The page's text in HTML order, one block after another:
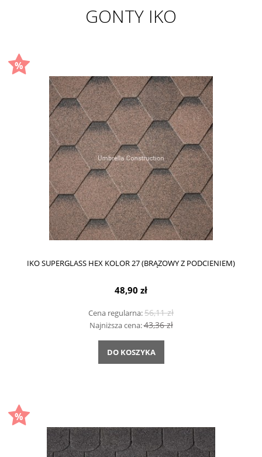
GONTY IKO
IKO SUPERGLASS HEX KOLOR 27 (BRĄZOWY Z PODCIENIEM)
48,90 zł
Cena regularna:56,11 zł
Najniższa cena:43,36 zł
DO KOSZYKA